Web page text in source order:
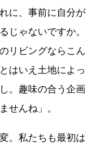
に、事前に自分が
じゃないですか。
リビングならこん
はいえ土地によっ
。趣味の合う企画
せんね」。
。私たちも最初は